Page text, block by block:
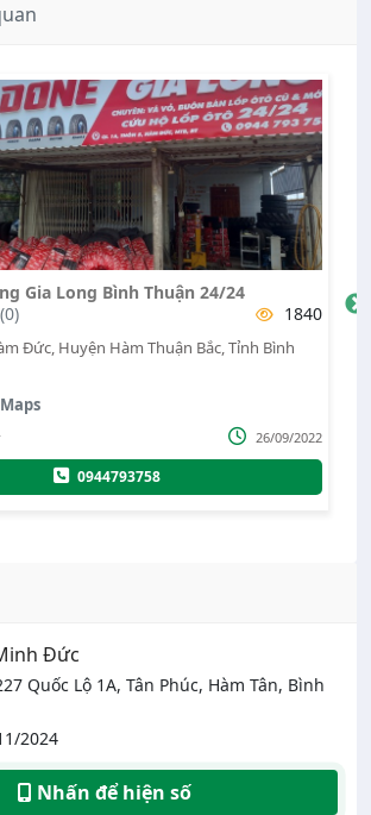
Gia Long Bình Thuận 24/24
(0)
1840
Đức, Huyện Hàm Thuận Bắc, Tỉnh Bình
26/09/2022
0944793758
Đức
Quốc Lộ 1A, Tân Phúc, Hàm Tân, Bình
2024
Nhấn để hiện số